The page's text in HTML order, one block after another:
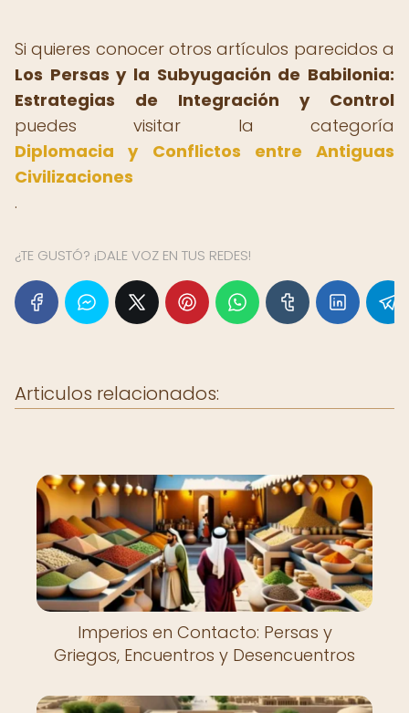
Si quieres conocer otros artículos parecidos a
Los Persas y la Subyugación de Babilonia:
Estrategias de Integración y Control
puedes visitar la categoría
Diplomacia y Conflictos entre Antiguas
Civilizaciones
.
¿TE GUSTÓ? ¡DALE VOZ EN TUS REDES!
Articulos relacionados:
Imperios en Contacto: Persas y
Griegos, Encuentros y Desencuentros